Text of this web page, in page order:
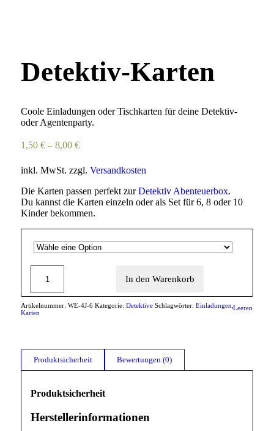
Detektiv-Karten
Coole Einladungen oder Tischkarten für deine Detektiv-
oder Agentenparty.
1,50 €– 8,00 €
inkl. MwSt. zzgl. Versandkosten
Die Karten passen perfekt zurDetektiv Abenteuerbox.
Du kannst die Karten einzeln oder als Set für 6, 8 oder 10
Kinder bekommen.
Leeren
In den Warenkorb
Artikelnummer: WE-4J-6 Kategorie: Detektive Schlagwörter: Einladungen ,
Karten
Produktsicherheit Bewertungen (0)
Produktsicherheit
Herstellerinformationen